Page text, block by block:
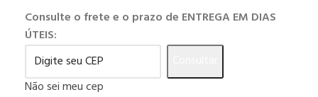
Consulte o frete e o prazo de ENTREGA EM DIAS
ÚTEIS:
Não sei meu cep